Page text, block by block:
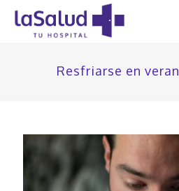
Resfriarse en